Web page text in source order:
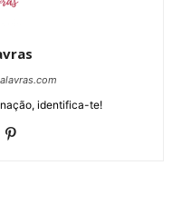
identifica-te!